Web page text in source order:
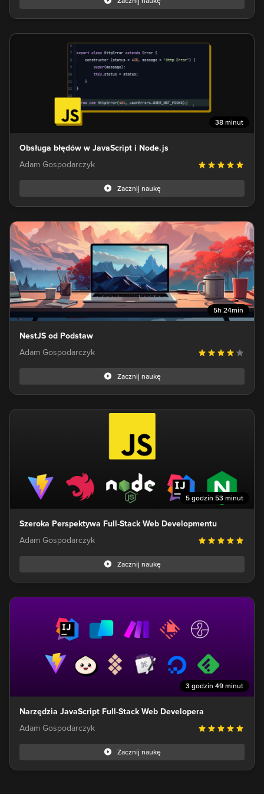
38 minut
Obsługa błędów w JavaScript i Node.js
Adam Gospodarczyk
Zacznij naukę
5h 24min
NestJS od Podstaw
Adam Gospodarczyk
Zacznij naukę
5 godzin 53 minut
Szeroka Perspektywa Full-Stack Web Developmentu
Adam Gospodarczyk
Zacznij naukę
3 godzin 49 minut
Narzędzia JavaScript Full-Stack Web Developera
Adam Gospodarczyk
Zacznij naukę